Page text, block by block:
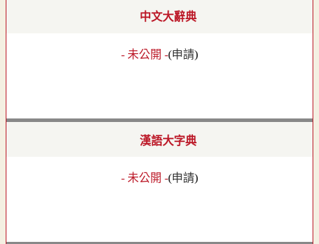
中文大辭典
- 未公開 -(申請)
漢語大字典
- 未公開 -(申請)